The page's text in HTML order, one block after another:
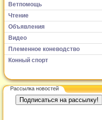
Ветпомощь
Чтение
Объявления
Видео
Племенное коневодство
Конный спорт
Рассылка новостей